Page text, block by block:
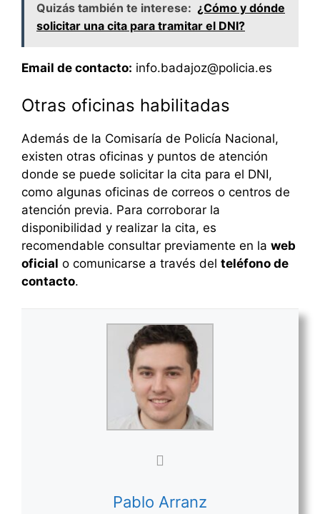
Quizás también te interese: ¿Cómo y dónde
solicitar una cita para tramitar el DNI?
Email de contacto: info.badajoz@policia.es
Otras oficinas habilitadas
Además de la Comisaría de Policía Nacional,
existen otras oficinas y puntos de atención
donde se puede solicitar la cita para el DNI,
como algunas oficinas de correos o centros de
atención previa. Para corroborar la
disponibilidad y realizar la cita, es
recomendable consultar previamente en la web
oficial o comunicarse a través del teléfono de
contacto.
Pablo Arranz